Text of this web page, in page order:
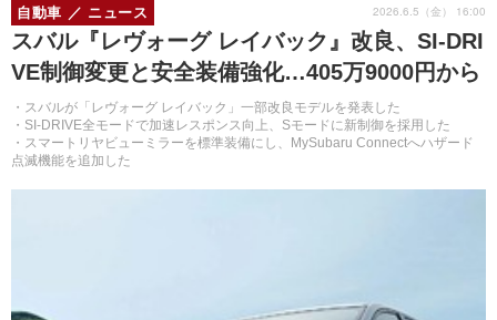
プロショップ検索 ショップ訪問記
カーオーディオニュース デモカー製作記
その他
カスタマイズ特集記事 カスタマイズ新製品情報
カスタマイズニュース
カーグッズ
カーグッズ特集記事 カーグッズ新製品情報
カーグッズニュース
自動車
ニュース 試乗記
スクープ
アクセスランキング
スバル『レヴォーグ レイバック』改良、SI-DRI
VE制御変更と安全装備強化…405万9000円から
・スバルが「レヴォーグ レイバック」一部改良モデルを発表した
・SI-DRIVE全モードで加速レスポンス向上、Sモードに新制御を採用した
・スマートリヤビューミラーを標準装備にし、MySubaru Connectへハザード
点滅機能を追加した
自動車 ニュース 2026.6.5（金） 16:00